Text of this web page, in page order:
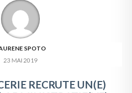
SPOTO
23 MAI 2019
RECRUTE UN(E)